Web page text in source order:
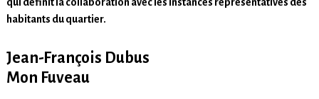
qui définit la collaboration avec les instances représentatives des
habitants du quartier.
Jean-François Dubus
Mon Fuveau